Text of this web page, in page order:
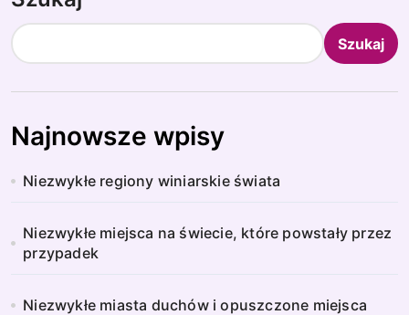
Szukaj
Najnowsze wpisy
Niezwykłe regiony winiarskie świata
Niezwykłe miejsca na świecie, które powstały przez
przypadek
Niezwykłe miasta duchów i opuszczone miejsca